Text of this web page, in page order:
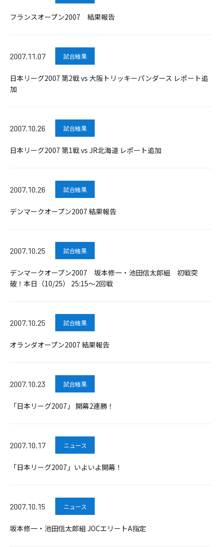
フランスオープン2007 結果報告
2007.11.07 試合結果
日本リーグ2007 第2戦 vs 大阪トリッキーパンダース レポート追
加
2007.10.26 試合結果
日本リーグ2007 第1戦 vs JR北海道 レポート追加
2007.10.26 試合結果
デンマークオープン2007 結果報告
2007.10.25 試合結果
デンマークオープン2007 坂本修一・池田信太郎組 初戦突
破！本日（10/25） 25:15～2回戦
2007.10.25 試合結果
オランダオープン2007 結果報告
2007.10.23 試合結果
「日本リーグ2007」 開幕2連勝！
2007.10.17 ニュース
「日本リーグ2007」いよいよ開幕！
2007.10.15 ニュース
坂本修一・池田信太郎組 JOCエリートA指定